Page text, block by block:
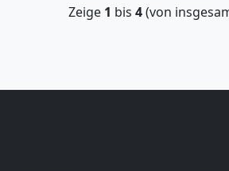
Zeige 1 bis4(von